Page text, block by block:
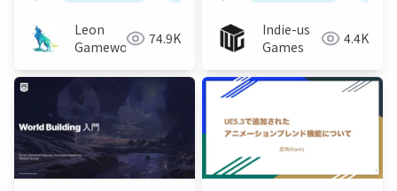
Leon
Gameworks 74.9K
Indie-us
Games
4.4K